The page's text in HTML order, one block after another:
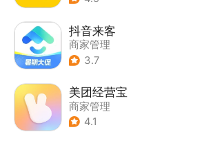
抖音来客
商家管理
3.7
美团经营宝
商家管理
4.1